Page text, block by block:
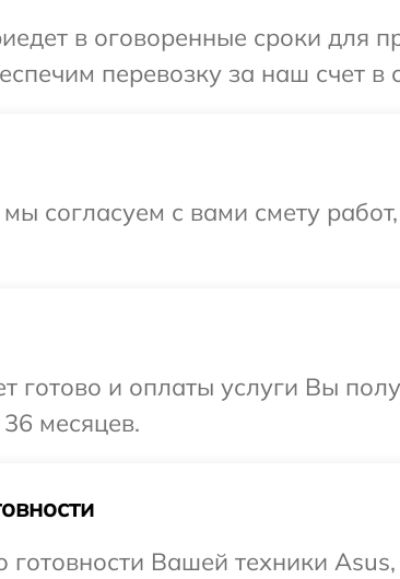
в оговоренные сроки для
перевозку за наш счет в
согласуем с вами смету
готово и оплаты услуги Вы
месяцев.
Вашей техники